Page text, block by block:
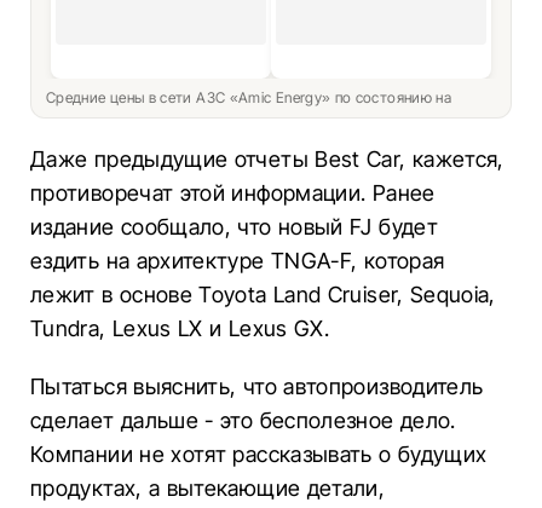
Средние цены в сети АЗС «Amic Energy» по состоянию на
Даже предыдущие отчеты Best Car, кажется,
противоречат этой информации. Ранее
издание сообщало, что новый FJ будет
ездить на архитектуре TNGA-F, которая
лежит в основе Toyota Land Cruiser, Sequoia,
Tundra, Lexus LX и Lexus GX.
Пытаться выяснить, что автопроизводитель
сделает дальше - это бесполезное дело.
Компании не хотят рассказывать о будущих
продуктах, а вытекающие детали,